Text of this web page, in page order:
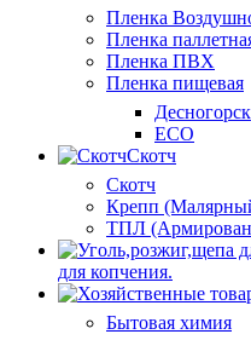
Пленка
Пленка
Пленка ПВХ
Пленка пищевая
Десногорск
ECO
Скотч
Скотч
Крепп
ТПЛ
для копчения.
Бытовая химия